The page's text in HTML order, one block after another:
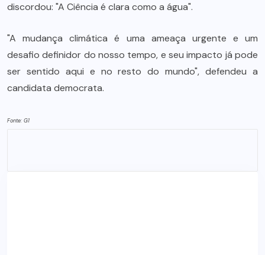
discordou: "A Ciência é clara como a água".
"A mudança climática é uma ameaça urgente e um
desafio definidor do nosso tempo, e seu impacto já pode
ser sentido aqui e no resto do mundo", defendeu a
candidata democrata.
Fonte: G1